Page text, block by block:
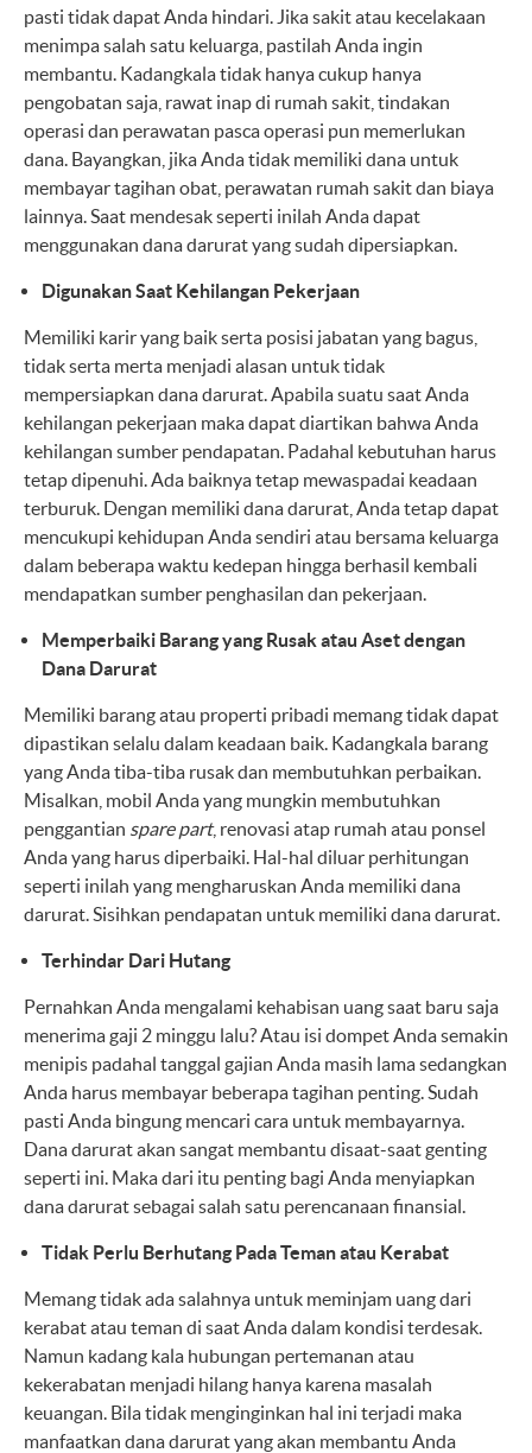
pasti tidak dapat Anda hindari. Jika sakit atau kecelakaan
menimpa salah satu keluarga, pastilah Anda ingin
membantu. Kadangkala tidak hanya cukup hanya
pengobatan saja, rawat inap di rumah sakit, tindakan
operasi dan perawatan pasca operasi pun memerlukan
dana. Bayangkan, jika Anda tidak memiliki dana untuk
membayar tagihan obat, perawatan rumah sakit dan biaya
lainnya. Saat mendesak seperti inilah Anda dapat
menggunakan dana darurat yang sudah dipersiapkan.
Digunakan Saat Kehilangan Pekerjaan
Memiliki karir yang baik serta posisi jabatan yang bagus,
tidak serta merta menjadi alasan untuk tidak
mempersiapkan dana darurat. Apabila suatu saat Anda
kehilangan pekerjaan maka dapat diartikan bahwa Anda
kehilangan sumber pendapatan. Padahal kebutuhan harus
tetap dipenuhi. Ada baiknya tetap mewaspadai keadaan
terburuk. Dengan memiliki dana darurat, Anda tetap dapat
mencukupi kehidupan Anda sendiri atau bersama keluarga
dalam beberapa waktu kedepan hingga berhasil kembali
mendapatkan sumber penghasilan dan pekerjaan.
Memperbaiki Barang yang Rusak atau Aset dengan
Dana Darurat
Memiliki barang atau properti pribadi memang tidak dapat
dipastikan selalu dalam keadaan baik. Kadangkala barang
yang Anda tiba-tiba rusak dan membutuhkan perbaikan.
Misalkan, mobil Anda yang mungkin membutuhkan
penggantian spare part, renovasi atap rumah atau ponsel
Anda yang harus diperbaiki. Hal-hal diluar perhitungan
seperti inilah yang mengharuskan Anda memiliki dana
darurat. Sisihkan pendapatan untuk memiliki dana darurat.
Terhindar Dari Hutang
Pernahkan Anda mengalami kehabisan uang saat baru saja
menerima gaji 2 minggu lalu? Atau isi dompet Anda semakin
menipis padahal tanggal gajian Anda masih lama sedangkan
Anda harus membayar beberapa tagihan penting. Sudah
pasti Anda bingung mencari cara untuk membayarnya.
Dana darurat akan sangat membantu disaat-saat genting
seperti ini. Maka dari itu penting bagi Anda menyiapkan
dana darurat sebagai salah satu perencanaan finansial.
Tidak Perlu Berhutang Pada Teman atau Kerabat
Memang tidak ada salahnya untuk meminjam uang dari
kerabat atau teman di saat Anda dalam kondisi terdesak.
Namun kadang kala hubungan pertemanan atau
kekerabatan menjadi hilang hanya karena masalah
keuangan. Bila tidak menginginkan hal ini terjadi maka
manfaatkan dana darurat yang akan membantu Anda